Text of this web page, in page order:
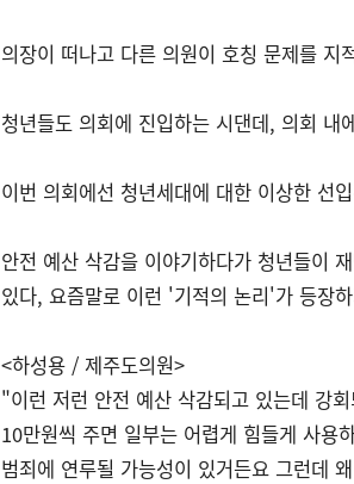
의장이 떠나고 다른 의원이 호칭 문제를 지
청년들도 의회에 진입하는 시댄데, 의회 내
이번 의회에선 청년세대에 대한 이상한 선
안전 예산 삭감을 이야기하다가 청년들이
있다, 요즘말로 이런 '기적의 논리'가 등장
<하성용 / 제주도의원>
"이런 저런 안전 예산 삭감되고 있는데 강
10만원씩 주면 일부는 어렵게 힘들게 사용
범죄에 연루될 가능성이 있거든요 그런데